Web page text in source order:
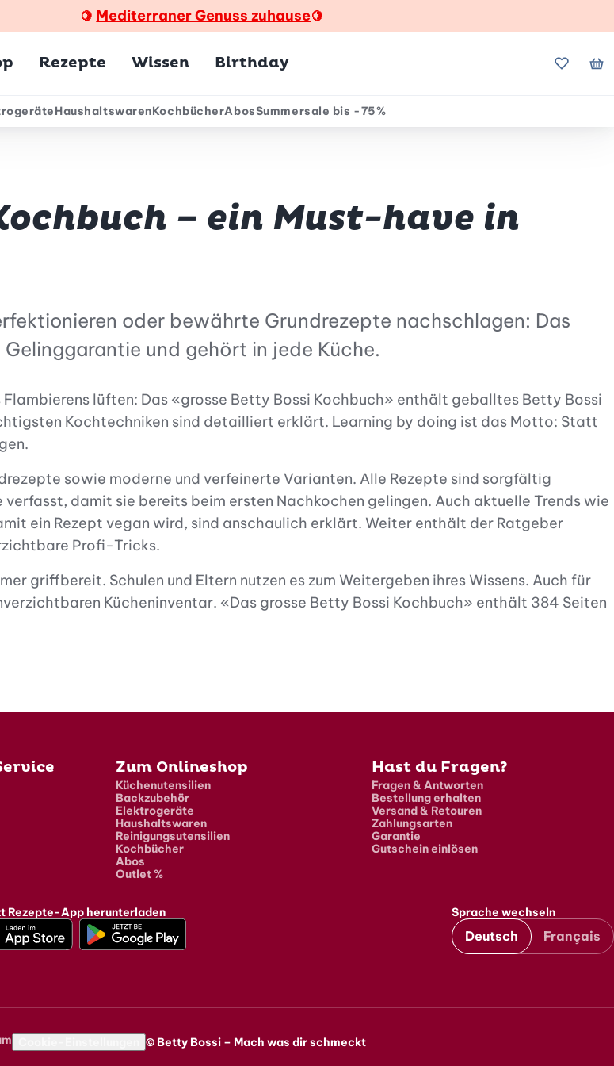
🍋 Mediterraner Genuss zuhause🍋
Rezepte Wissen Birthday Meine
HaushaltswarenKochbücherAbosSummersale bis -75%
– ein Must-have in
oder bewährte Grundrezepte nachschlagen: Das
und gehört in jede Küche.
lüften: Das «grosse Betty Bossi Kochbuch» enthält geballtes Betty Bossi
Kochtechniken sind detailliert erklärt. Learning by doing ist das Motto: Statt
sowie moderne und verfeinerte Varianten. Alle Rezepte sind sorgfältig
damit sie bereits beim ersten Nachkochen gelingen. Auch aktuelle Trends wie
ein Rezept vegan wird, sind anschaulich erklärt. Weiter enthält der Ratgeber
Profi-Tricks.
griffbereit. Schulen und Eltern nutzen es zum Weitergeben ihres Wissens. Auch für
Kücheninventar. «Das grosse Betty Bossi Kochbuch» enthält 384 Seiten
Zum Onlineshop
Küchenutensilien
Backzubehör
Elektrogeräte
Haushaltswaren
Reinigungsutensilien
Kochbücher
Abos
Outlet %
Hast du Fragen?
Fragen & Antworten
Bestellung erhalten
Versand & Retouren
Zahlungsarten
Garantie
Gutschein einlösen
Rezepte-App herunterladen Sprache wechseln
Deutsch Français
© Betty Bossi – Mach was dir schmeckt